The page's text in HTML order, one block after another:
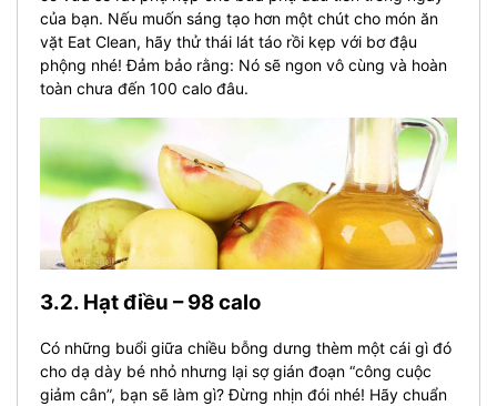
của bạn. Nếu muốn sáng tạo hơn một chút cho món ăn
vặt Eat Clean, hãy thử thái lát táo rồi kẹp với bơ đậu
phộng nhé! Đảm bảo rằng: Nó sẽ ngon vô cùng và hoàn
toàn chưa đến 100 calo đâu.
3.2. Hạt điều – 98 calo
Có những buổi giữa chiều bỗng dưng thèm một cái gì đó
cho dạ dày bé nhỏ nhưng lại sợ gián đoạn “công cuộc
giảm cân”, bạn sẽ làm gì? Đừng nhịn đói nhé! Hãy chuẩn